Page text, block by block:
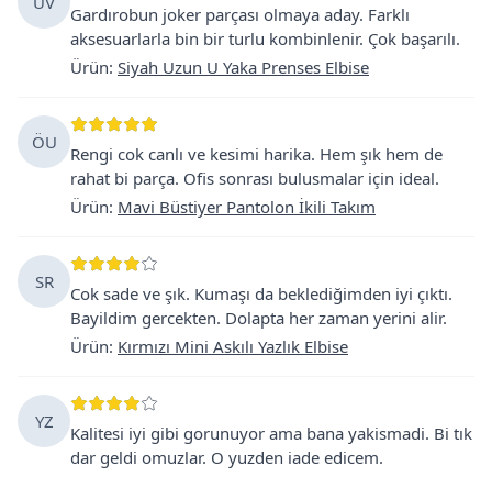
Gardırobun joker parçası olmaya aday. Farklı
aksesuarlarla bin bir turlu kombinlenir. Çok başarılı.
Ürün: Siyah Uzun U Yaka Prenses Elbise
ÖU
Rengi cok canlı ve kesimi harika. Hem şık hem de
rahat bi parça. Ofis sonrası bulusmalar için ideal.
Ürün: Mavi Büstiyer Pantolon İkili Takım
SR
Cok sade ve şık. Kumaşı da beklediğimden iyi çıktı.
Bayildim gercekten. Dolapta her zaman yerini alir.
Ürün: Kırmızı Mini Askılı Yazlık Elbise
YZ
Kalitesi iyi gibi gorunuyor ama bana yakismadi. Bi tık
dar geldi omuzlar. O yuzden iade edicem.